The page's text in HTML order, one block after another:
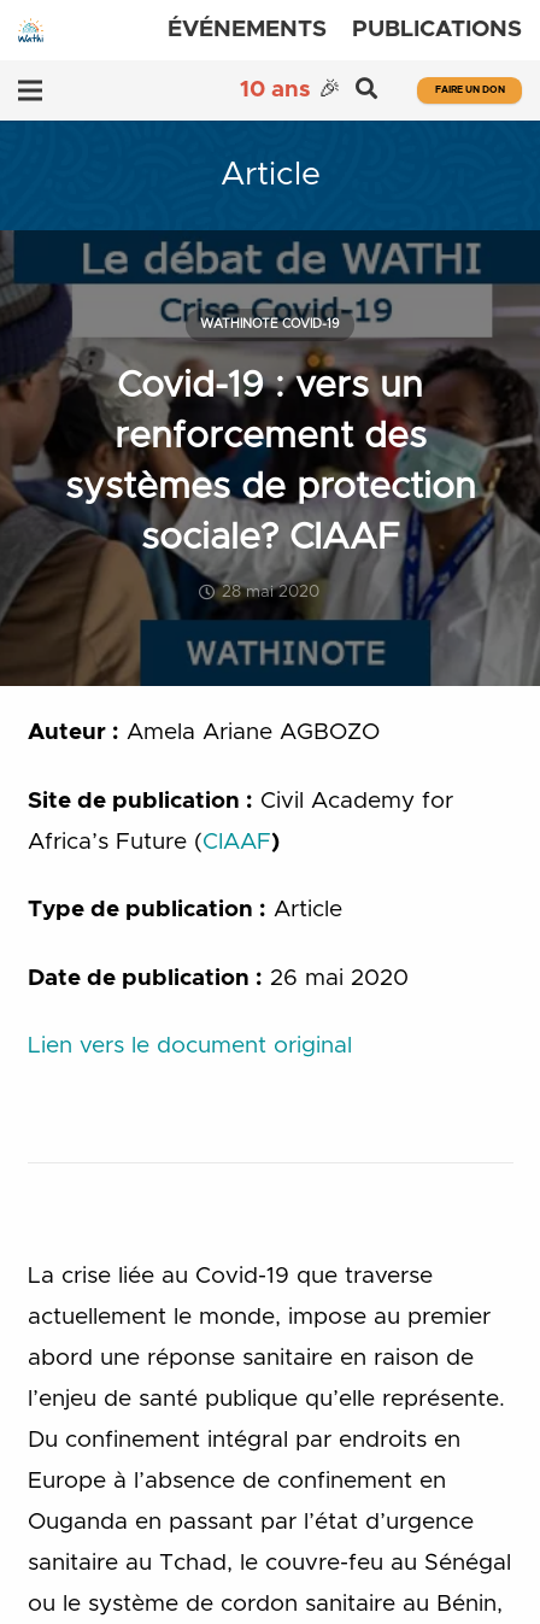
ÉVÉNEMENTS PUBLICATIONS
10 ans 🎉 FAIRE UN DON
Article
Covid-19 : vers un
renforcement des
systèmes de protection
sociale? CIAAF
28 mai 2020
WATHINOTE COVID-19
Auteur : Amela Ariane AGBOZO
Site de publication : Civil Academy for
Africa’s Future (CIAAF)
Type de publication : Article
Date de publication : 26 mai 2020
Lien vers le document original
La crise liée au Covid-19 que traverse
actuellement le monde, impose au premier
abord une réponse sanitaire en raison de
l’enjeu de santé publique qu’elle représente.
Du confinement intégral par endroits en
Europe à l’absence de confinement en
Ouganda en passant par l’état d’urgence
sanitaire au Tchad, le couvre-feu au Sénégal
ou le système de cordon sanitaire au Bénin,